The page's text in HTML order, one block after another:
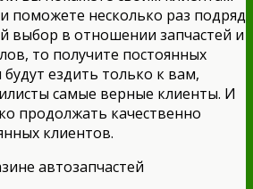
поможете несколько раз подряд
выбор в отношении запчастей и
то получите постоянных
ездить только к вам,
самые верные клиенты. И
продолжать качественно
клиентов.